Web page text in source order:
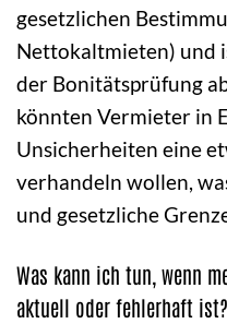
gesetzlichen
Nettokaltmieten) und
der Bonitätsprüfung
könnten Vermieter in
Unsicherheiten eine
verhandeln wollen,
und gesetzliche
Was kann ich tun, wenn
aktuell oder fehlerhaft ist?